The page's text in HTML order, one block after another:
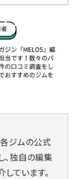
ジムの公式
、独自の編集
ています。